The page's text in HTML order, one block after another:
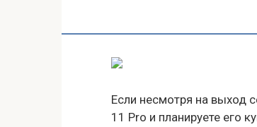
Если несмотря на выход
11 Pro и планируете его